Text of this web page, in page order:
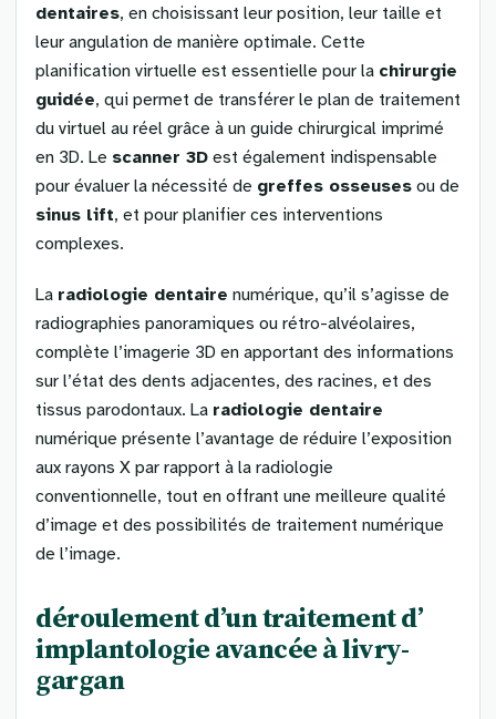
dentaires, en choisissant leur position, leur taille et
leur angulation de manière optimale. Cette
planification virtuelle est essentielle pour la chirurgie
guidée, qui permet de transférer le plan de traitement
du virtuel au réel grâce à un guide chirurgical imprimé
en 3D. Le scanner 3D est également indispensable
pour évaluer la nécessité de greffes osseuses ou de
sinus lift, et pour planifier ces interventions
complexes.
La radiologie dentaire numérique, qu’il s’agisse de
radiographies panoramiques ou rétro-alvéolaires,
complète l’imagerie 3D en apportant des informations
sur l’état des dents adjacentes, des racines, et des
tissus parodontaux. La radiologie dentaire
numérique présente l’avantage de réduire l’exposition
aux rayons X par rapport à la radiologie
conventionnelle, tout en offrant une meilleure qualité
d’image et des possibilités de traitement numérique
de l’image.
déroulement d’un traitement d’
implantologie avancéeà livry-
gargan